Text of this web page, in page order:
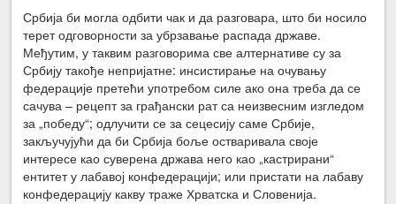
Србија би могла одбити чак и да разговара, што би носило
терет одговорности за убрзавање распада државе.
Међутим, у таквим разговорима све алтернативе су за
Србију такође непријатне: инсистирање на очувању
федерације претећи употребом силе ако она треба да се
сачува – рецепт за грађански рат са неизвесним изгледом
за „победу“; одлучити се за сецесију саме Србије,
закључујући да би Србија боље остваривала своје
интересе као суверена држава него као „кастрирани“
ентитет у лабавој конфедерацији; или пристати на лабаву
конфедерацију какву траже Хрватска и Словенија.